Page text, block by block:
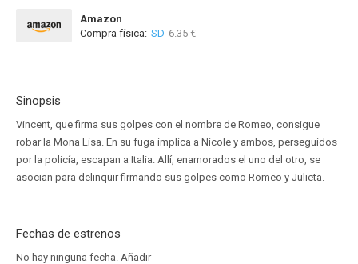
Amazon
Compra física: SD 6.35 €
Sinopsis
Vincent, que firma sus golpes con el nombre de Romeo, consigue
robar la Mona Lisa. En su fuga implica a Nicole y ambos, perseguidos
por la policía, escapan a Italia. Allí, enamorados el uno del otro, se
asocian para delinquir firmando sus golpes como Romeo y Julieta.
Fechas de estrenos
No hay ninguna fecha. Añadir